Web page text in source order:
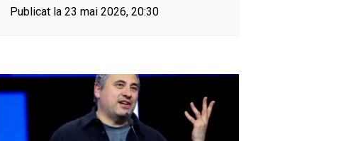
Publicat la 23 mai 2026, 20:30